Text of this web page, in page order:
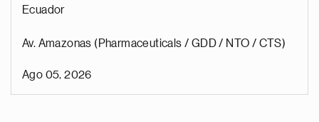
Ecuador
Av. Amazonas (Pharmaceuticals / GDD / NTO / CTS)
Ago 05, 2026